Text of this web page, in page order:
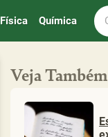
Física Química
O
que
Veja Também